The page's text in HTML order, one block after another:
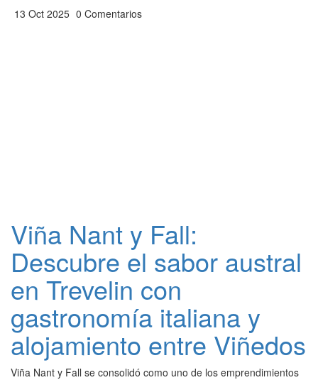
13 Oct 2025 0 Comentarios
Viña Nant y Fall:
Descubre el sabor austral
en Trevelin con
gastronomía italiana y
alojamiento entre Viñedos
Viña Nant y Fall se consolidó como uno de los emprendimientos